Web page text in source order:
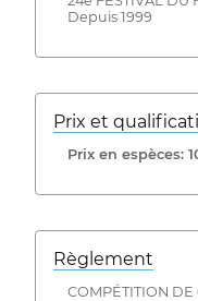
Depuis 1999
Prix ​​et
Prix ​​en espèces:
Règlement
COMPÉTITION DE